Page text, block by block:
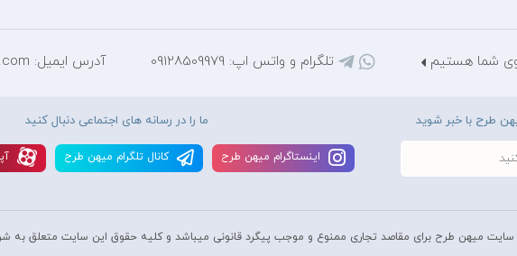
شما هستیم تلگرام و واتس اپ: 09128509979 آدرس ایمیل: mihantarh@yahoo.com
طرح با خبر شوید ما را در رسانه های اجتماعی دنبال کنید
اينستاگرام ميهن طرح کانال تلگرام ميهن طرح
سايت میهن طرح برای مقاصد تجاری ممنوع و موجب پیگرد قانونی میباشد و کليه حقوق اين سايت متعلق